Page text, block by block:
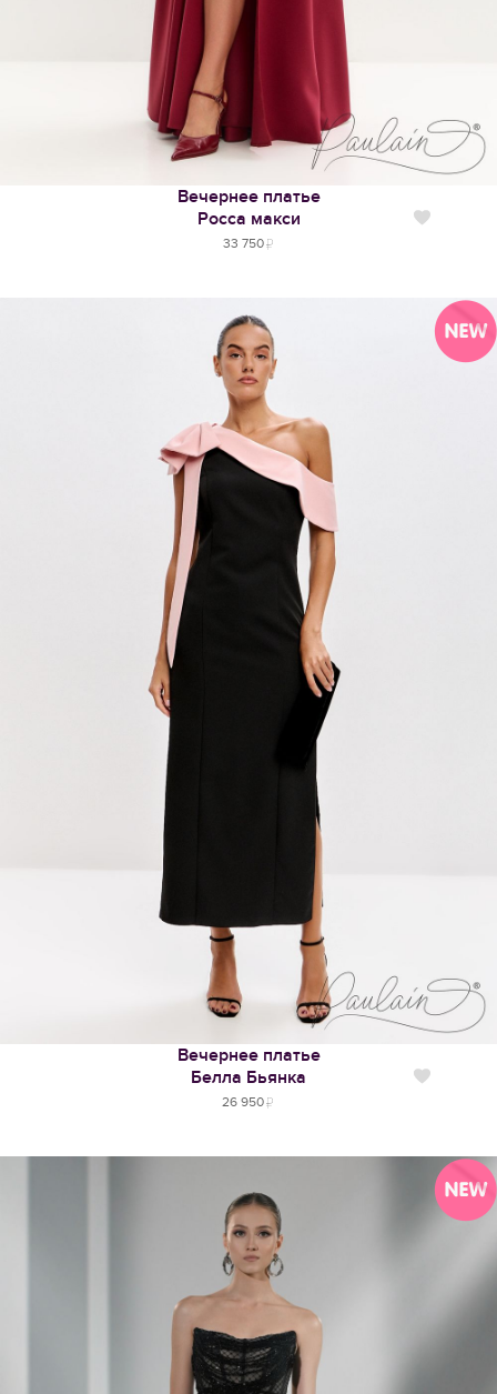
Вечернее платье
Росса макси
33 750
Вечернее платье
Белла Бьянка
26 950